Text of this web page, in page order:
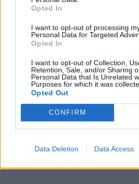
Opted In
I want to opt-out of processing
Personal Data for Targeted
Opted In
I want to opt-out of Collection,
Retention, Sale, and/or Sharing
Personal Data that Is Unrelated
Purposes for which it was
Opted Out
CONFIRM
Data Deletion Data Access
1 citrinos spaustų sulčių
1valg. Šauksto granatų
nors labai lengva pasidaryti
naudoti balzamiko actą)
Druskos ir juodųjų pipirų